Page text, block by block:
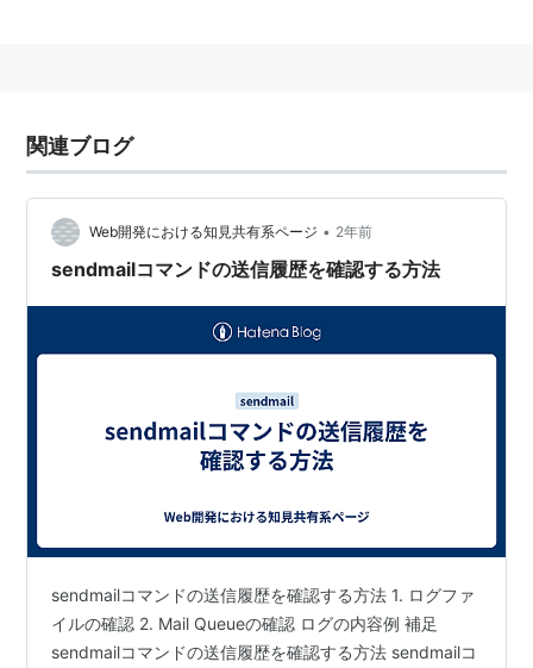
フォームに移植されており
代表的なMTA:
qmail
→Postfix
関連ブログ
Web開発における知見共有系ページ • 2年前
sendmailコマンドの送信履歴を確認する方法
sendmailコマンドの送信履歴を確認する方法 1. ログファ
イルの確認 2. Mail Queueの確認 ログの内容例 補足
sendmailコマンドの送信履歴を確認する方法 sendmailコ